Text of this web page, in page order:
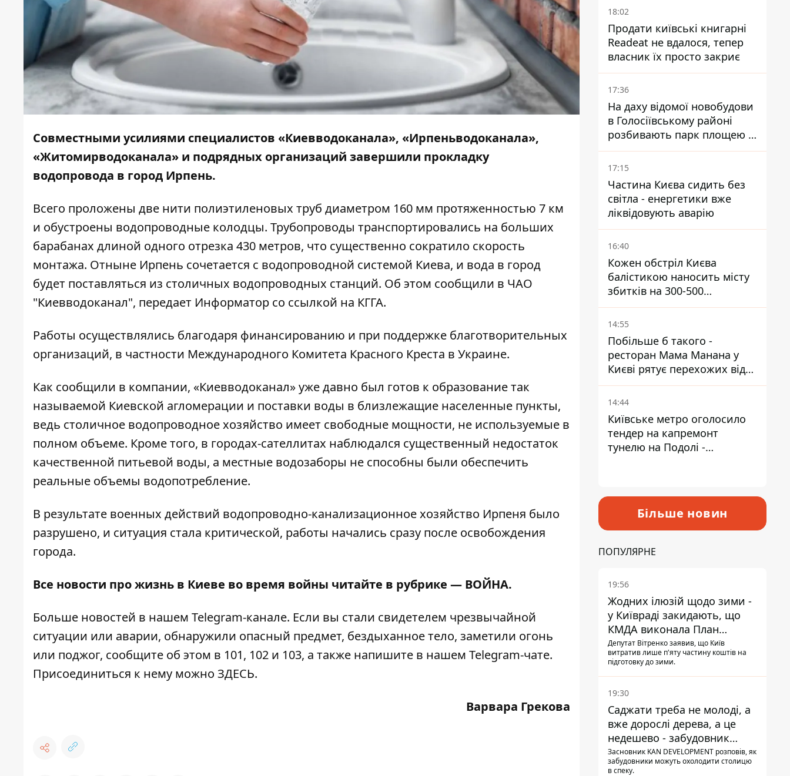
Совместными усилиями специалистов «Киевводоканала», «Ирпеньводоканала»,
«Житомирводоканала» и подрядных организаций завершили прокладку
водопровода в город Ирпень.
Всего проложены две нити полиэтиленовых труб диаметром 160 мм протяженностью 7 км
и обустроены водопроводные колодцы. Трубопроводы транспортировались на больших
барабанах длиной одного отрезка 430 метров, что существенно сократило скорость
монтажа. Отныне Ирпень сочетается с водопроводной системой Киева, и вода в город
будет поставляться из столичных водопроводных станций. Об этом сообщили в ЧАО
"Киевводоканал", передает Информатор со ссылкой на КГГА.
Работы осуществлялись благодаря финансированию и при поддержке благотворительных
организаций, в частности Международного Комитета Красного Креста в Украине.
Как сообщили в компании, «Киевводоканал» уже давно был готов к образование так
называемой Киевской агломерации и поставки воды в близлежащие населенные пункты,
ведь столичное водопроводное хозяйство имеет свободные мощности, не используемые в
полном объеме. Кроме того, в городах-сателлитах наблюдался существенный недостаток
качественной питьевой воды, а местные водозаборы не способны были обеспечить
реальные объемы водопотребление.
В результате военных действий водопроводно-канализационное хозяйство Ирпеня было
разрушено, и ситуация стала критической, работы начались сразу после освобождения
города.
Все новости про жизнь в Киеве во время войны читайте в рубрике — ВОЙНА.
Больше новостей в нашем Telegram-канале. Если вы стали свидетелем чрезвычайной
ситуации или аварии, обнаружили опасный предмет, бездыханное тело, заметили огонь
или поджог, сообщите об этом в 101, 102 и 103, а также напишите в нашем Telegram-чате.
Присоединиться к нему можно ЗДЕСЬ.
Варвара Грекова
18:02
Продати київські книгарні
Readeat не вдалося, тепер
власник їх просто закриє
17:36
На даху відомої новобудови
в Голосіївському районі
розбивають парк площею в
гектар
17:15
Частина Києва сидить без
світла - енергетики вже
ліквідовують аварію
16:40
Кожен обстріл Києва
балістикою наносить місту
збитків на 300-500
мільйонів - Петро
Пантелеєв
14:55
Побільше б такого -
ресторан Мама Манана у
Києві рятує перехожих від
спеки
14:44
Київське метро оголосило
тендер на капремонт
тунелю на Подолі -
Більше новин
ПОПУЛЯРНЕ
19:56
Жодних ілюзій щодо зими -
у Київраді закидають, що
КМДА виконала План
стійкості на 20%
Депутат Вітренко заявив, що Київ
витратив лише п'яту частину коштів на
підготовку до зими.
19:30
Саджати треба не молоді, а
вже дорослі дерева, а це
недешево - забудовник
Ніконов
Засновник KAN DEVELOPMENT розповів, як
забудовники можуть охолодити столицю
в спеку.